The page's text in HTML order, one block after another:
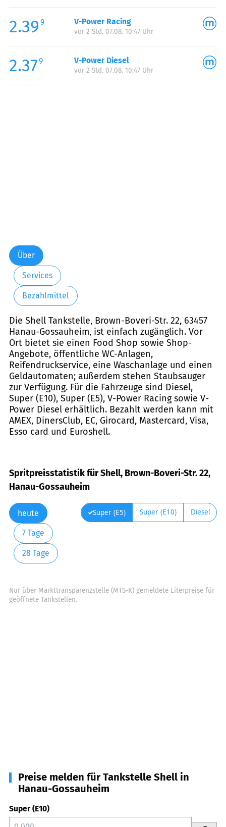
2.39 9 V-Power Racing
vor 2 Std. 07.08. 10:47 Uhr
2.379 V-Power Diesel
vor 2 Std. 07.08. 10:47 Uhr
Über
Services
Bezahlmittel
Die Shell Tankstelle, Brown-Boveri-Str. 22, 63457
Hanau-Gossauheim, ist einfach zugänglich. Vor
Ort bietet sie einen Food Shop sowie Shop-
Angebote, öffentliche WC-Anlagen,
Reifendruckservice, eine Waschanlage und einen
Geldautomaten; außerdem stehen Staubsauger
zur Verfügung. Für die Fahrzeuge sind Diesel,
Super (E10), Super (E5), V-Power Racing sowie V-
Power Diesel erhältlich. Bezahlt werden kann mit
AMEX, DinersClub, EC, Girocard, Mastercard, Visa,
Esso card und Euroshell.
Spritpreisstatistik für Shell, Brown-Boveri-Str. 22,
Hanau-Gossauheim
heute
7 Tage
28 Tage
Super (E5) Super (E10) Diesel
Nur über Markttransparenzstelle (MTS-K) gemeldete Literpreise für
geöffnete Tankstellen.
Preise melden für Tankstelle Shell in
Hanau-Gossauheim
Super (E10)